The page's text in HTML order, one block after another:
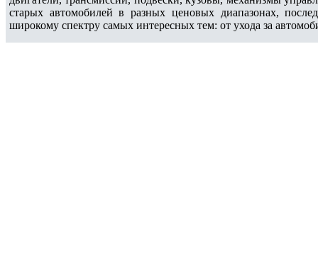
старых автомобилей в разных ценовых диапазонах,
широкому спектру самых интересных тем: от ухода за